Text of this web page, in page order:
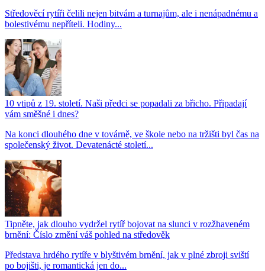
Středověcí rytíři čelili nejen bitvám a turnajům, ale i nenápadnému a
bolestivému nepříteli. Hodiny...
10 vtipů z 19. století. Naši předci se popadali za břicho. Připadají
vám směšné i dnes?
Na konci dlouhého dne v továrně, ve škole nebo na tržišti byl čas na
společenský život. Devatenácté století...
Tipněte, jak dlouho vydržel rytíř bojovat na slunci v rozžhaveném
brnění: Číslo změní váš pohled na středověk
Představa hrdého rytíře v blyštivém brnění, jak v plné zbroji sviští
po bojišti, je romantická jen do...